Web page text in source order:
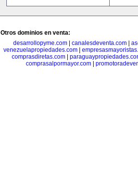
Otros dominios en venta:
desarrollopyme.com| canalesdeventa.com|
venezuelapropiedades.com|
comprasdiretas.com
comprasalpormayor.com|